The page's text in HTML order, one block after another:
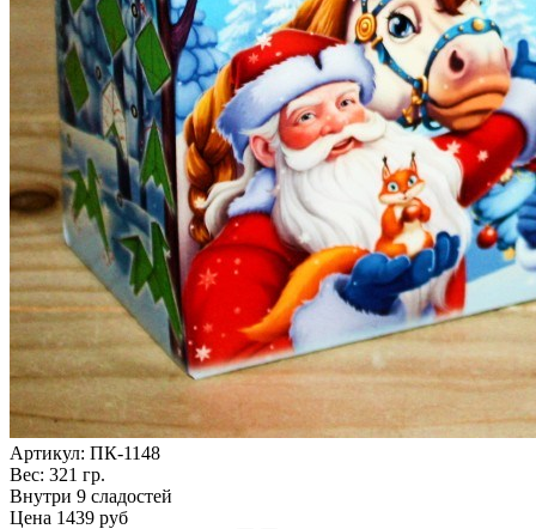
Артикул: ПК-1148
Вес: 321 гр.
Внутри 9 сладостей
Цена 1439 руб